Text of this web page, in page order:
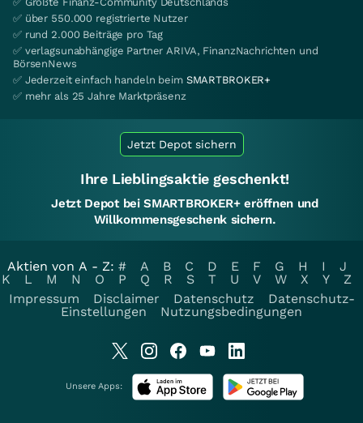
✅ über 550.000 registrierte Nutzer
✅ rund 2.000 Beiträge pro Tag
✅ verlagsunabhängige Partner ARIVA, FinanzNachrichten und
BörsenNews
✅ Jederzeit einfach handeln beim SMARTBROKER+
✅ mehr als 25 Jahre Marktpräsenz
Jetzt Depot sichern
Ihre Lieblingsaktie geschenkt!
Jetzt Depot bei SMARTBROKER+ eröffnen und
Willkommensgeschenk sichern.
Aktien von A - Z: # A B C D E F G H I
J
K
L M N O P Q R S T U V W X Y
Z
Impressum
Disclaimer Datenschutz
Datenschutz-
Einstellungen
Nutzungsbedingungen
Unsere Apps: